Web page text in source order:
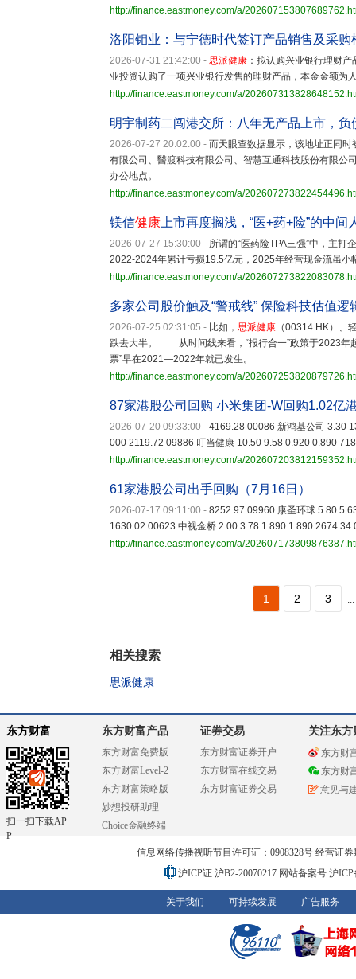
http://finance.eastmoney.com/a/
洛阳钼业：与宁德时代签订产品销售及采
2026-07-31 21:42:00 - 思派健康 ：拟认购兴业银行理
业投资认购了一项兴业银行发售的理财产品，本金金额为
http://finance.eastmoney.com/a/
明宇制药二闯港交所：八年无产品上市，
2026-07-27 20:02:00 - 而天眼查数据显示，该地址正同
有限公司、醫渡科技有限公司、智慧互通科技股份有限公
办公地点。
http://finance.eastmoney.com/a/
镁信健康 上市再度搁浅，“医+药+险”的中
2026-07-27 15:30:00 - 所谓的“医药险TPA三强”中，主打
2022-2024年累计亏损19.5亿元，2025年经营现金流虽小
http://finance.eastmoney.com/a/
多家公司股价触及“警戒线” 保险科技估值逻
2026-07-25 02:31:05 - 比如， 思派健康 （00314.HK）、
跌去大半。 从时间线来看，“报行合一”政策于2023年
票”早在2021—2022年就已发生。
http://finance.eastmoney.com/a/
87家港股公司回购 小米集团-W回购1.02亿
2026-07-20 09:33:00 - 4169.28 00086 新鸿基公司 3.30
000 2119.72 09886 叮当健康 10.50 9.58 0.920 0.890
http://finance.eastmoney.com/a/
61家港股公司出手回购（7月16日）
2026-07-17 09:11:00 - 8252.97 09960 康圣环球 5.80
1630.02 00623 中视金桥 2.00 3.78 1.890 1.890
http://finance.eastmoney.com/a/
1 2 3 ...
相关搜索
思派健康
东方财富
扫一扫下载AP
P
东方财富产品
东方财富免费版
东方财富Level-2
东方财富策略版
妙想投研助理
Choice金融终端
证券交易
东方财富证券开户
东方财富在线交易
东方财富证券交易
关注东方
东方财
东方财
意见与
信息网络传播视听节目许可证：0908328号 经营证
沪ICP证:沪B2-20070217 网站备案号:沪
关于我们 可持续发展 广告服务